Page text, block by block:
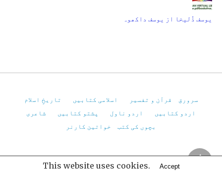
یوسف ذُلیخا از یوسف داکھوہ
سرورق قرآن و تفسیر اسلامی کتابیں
تاریخِ اسلام
اردو کتابیں
اردو ناول پشتو کتابیں
شاعری
بچوں کی کتب
خواتین کارنر
Pakistan Virtual Library
This website uses cookies. Accept